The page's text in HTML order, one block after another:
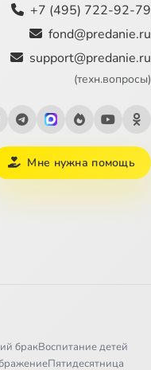
+7 (495) 722-92-79
fond@predanie.ru
support@predanie.ru
(техн.вопросы)
Мне нужна помощь
бракВоспитание детей
Пятидесятница